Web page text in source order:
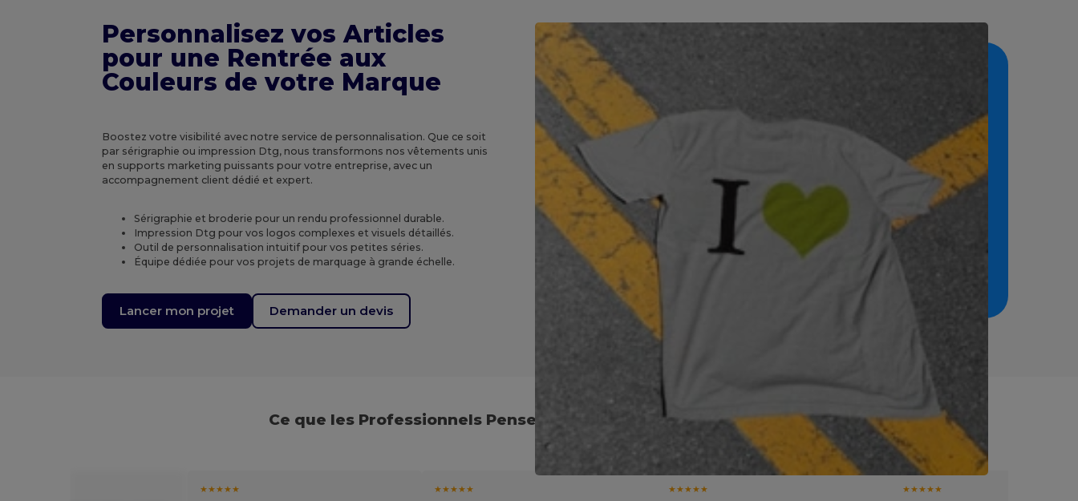
Personnalisez vos Articles
pour une Rentrée aux
Couleurs de votre Marque
Boostez votre visibilité avec notre service de personnalisation. Que ce soit
par sérigraphie ou impression Dtg, nous transformons nos vêtements unis
en supports marketing puissants pour votre entreprise, avec un
accompagnement client dédié et expert.
Sérigraphie et broderie pour un rendu professionnel durable.
Impression Dtg pour vos logos complexes et visuels détaillés.
Outil de personnalisation intuitif pour vos petites séries.
Équipe dédiée pour vos projets de marquage à grande échelle.
Lancer mon projet Demander un devis
Ce que les Professionnels Pensent de notre Sélection de Rentrée
★★★★★
★★★★★
★★★★★
★★★★★